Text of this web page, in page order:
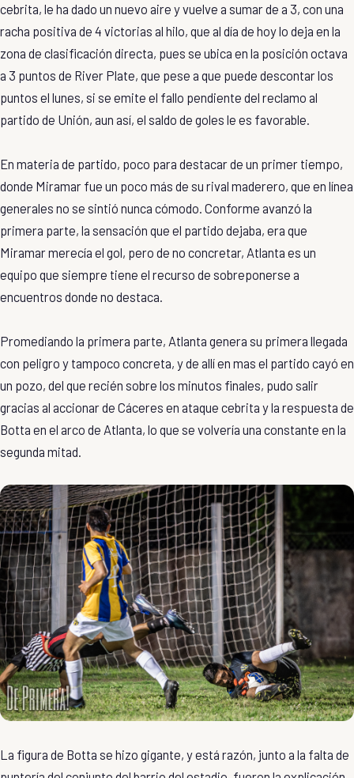
cebrita, le ha dado un nuevo aire y vuelve a sumar de a 3, con una
racha positiva de 4 victorias al hilo, que al día de hoy lo deja en la
zona de clasificación directa, pues se ubica en la posición octava
a 3 puntos de River Plate, que pese a que puede descontar los
puntos el lunes, si se emite el fallo pendiente del reclamo al
partido de Unión, aun así, el saldo de goles le es favorable.
En materia de partido, poco para destacar de un primer tiempo,
donde Miramar fue un poco más de su rival maderero, que en línea
generales no se sintió nunca cómodo. Conforme avanzó la
primera parte, la sensación que el partido dejaba, era que
Miramar merecía el gol, pero de no concretar, Atlanta es un
equipo que siempre tiene el recurso de sobreponerse a
encuentros donde no destaca.
Promediando la primera parte, Atlanta genera su primera llegada
con peligro y tampoco concreta, y de allí en mas el partido cayó en
un pozo, del que recién sobre los minutos finales, pudo salir
gracias al accionar de Cáceres en ataque cebrita y la respuesta de
Botta en el arco de Atlanta, lo que se volvería una constante en la
segunda mitad.
La figura de Botta se hizo gigante, y está razón, junto a la falta de